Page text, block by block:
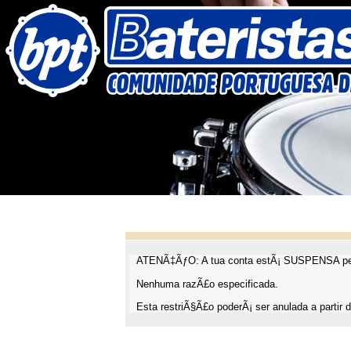
ATENÃ‡ÃƒO: A tua conta estÃ¡ SUSPENSA
Nenhuma razÃ£o especificada.
Esta restriÃ§Ã£o poderÃ¡ ser anulada a partir